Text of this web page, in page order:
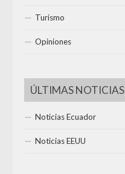
Turismo
Opiniones
ÚLTIMAS NOTICIAS
Noticias Ecuador
Noticias EEUU